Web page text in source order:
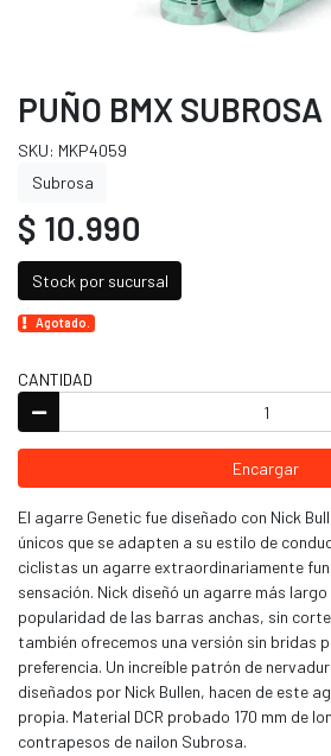
PUÑO BMX
SKU: MKP4059
Subrosa
$ 10.990
Stock por sucursal
Agotado.
CANTIDAD
Encargar
El agarre Genetic fue diseñado con Nick
únicos que se adapten a su estilo de
ciclistas un agarre extraordinariamente
sensación. Nick diseñó un agarre más
popularidad de las barras anchas, sin
también ofrecemos una versión sin bridas
preferencia. Un increíble patrón de
diseñados por Nick Bullen, hacen de este
propia. Material DCR probado 170 mm de
contrapesos de nailon Subrosa.